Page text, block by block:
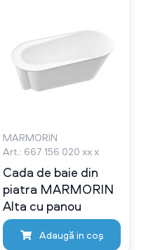
MARMORIN
Art.: 667 156 020 xx x
Cada de baie din
piatra MARMORIN
Alta cu panou
Adaugă in coş